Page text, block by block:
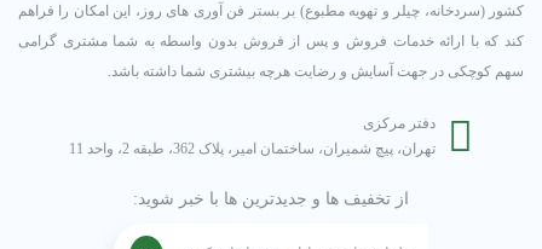
کشور (سردخانه، چیلر و تهویه مطبوع) بر بستر فن آوری های روز، این امکان را فراهم
کند که با ارائه خدمات فروش و پس از فروش بدون واسطه به شما مشتری گرامی
سهم کوچکی در جهت آسایش و رضایت هرچه بیشتری شما داشته باشد.
دفتر مرکزی
تهران، پیچ شمیران، ساختمان امیر، پلاک 362، طبقه 2، واحد 11
از تخفیف ها و جدیدترین ها با خبر شوید: